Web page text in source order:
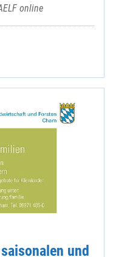
online
und